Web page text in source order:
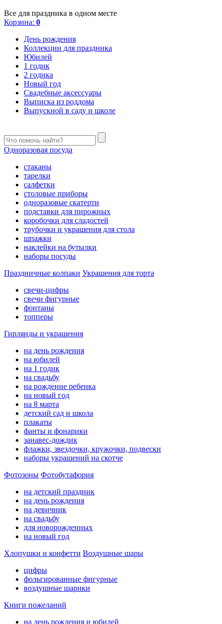
Все для праздника в одном месте
Корзина: 0
День рождения
Коллекции для праздника
Юбилей
1 годик
2 годика
Новый год
Свадебные аксессуары
Выписка из роддома
Выпускной в саду и школе
Одноразовая посуда
стаканы
тарелки
салфетки
столовые приборы
одноразовые скатерти
подставки для пирожных
коробочки для сладостей
трубочки и украшения для стола
шпажки
наклейки на бутылки
наборы посуды
Праздничные колпаки Украшения для торта
свечи-цифры
свечи фигурные
фонтаны
топперы
Гирлянды и украшения
на день рождения
на юбилей
на 1 годик
на свадьбу
на рождение ребенка
на новый год
на 8 марта
детский сад и школа
плакаты
фанты и фонарики
занавес-дождик
флажки, звездочки, кружочки, подвески
наборы украшений на скотче
Фотозоны Фотобутафория
на детский праздник
на день рождения
на девичник
на свадьбу
для новорожденных
на новый год
Хлопушки и конфетти Воздушные шары
цифры
фольгированные фигурные
воздушные шарики
Книги пожеланий
на день рождения и юбилей